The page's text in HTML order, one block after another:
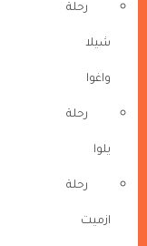
رحلة
شيلا
واغوا
رحلة
يلوا
رحلة
ازميت